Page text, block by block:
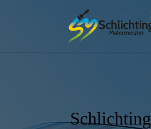
Schlichting